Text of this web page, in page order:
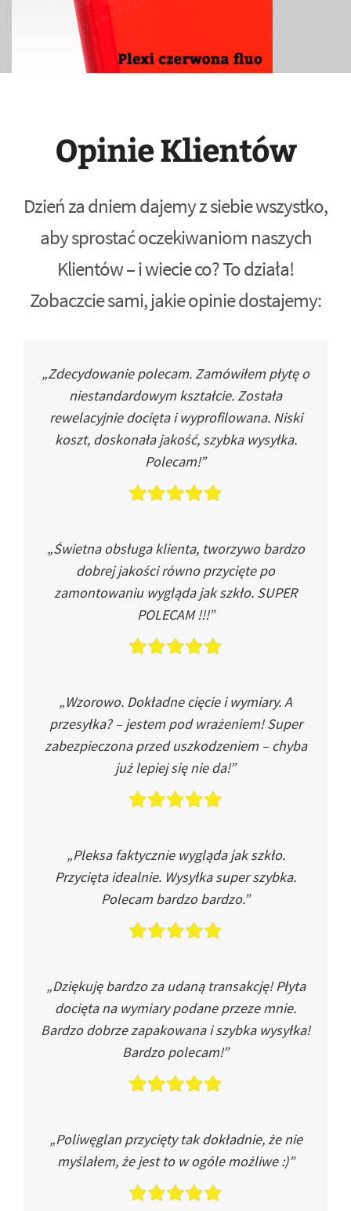
Opinie Klientów
Dzień za dniem dajemy z siebie wszystko,
aby sprostać oczekiwaniom naszych
Klientów – i wiecie co? To działa!
Zobaczcie sami, jakie opinie dostajemy:
„Zdecydowanie polecam. Zamówiłem płytę o
niestandardowym kształcie. Została
rewelacyjnie docięta i wyprofilowana. Niski
koszt, doskonała jakość, szybka wysyłka.
Polecam!”
„Świetna obsługa klienta, tworzywo bardzo
dobrej jakości równo przycięte po
zamontowaniu wygląda jak szkło. SUPER
POLECAM !!!”
„Wzorowo. Dokładne cięcie i wymiary. A
przesyłka? – jestem pod wrażeniem! Super
zabezpieczona przed uszkodzeniem – chyba
już lepiej się nie da!”
„Pleksa faktycznie wygląda jak szkło.
Przycięta idealnie. Wysyłka super szybka.
Polecam bardzo bardzo.”
„Dziękuję bardzo za udaną transakcję! Płyta
docięta na wymiary podane przeze mnie.
Bardzo dobrze zapakowana i szybka wysyłka!
Bardzo polecam!”
„Poliwęglan przycięty tak dokładnie, że nie
myślałem, że jest to w ogóle możliwe :)”